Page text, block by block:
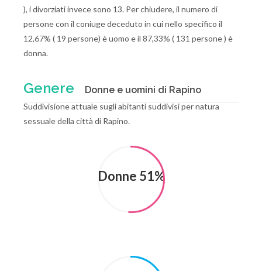
), i divorziati invece sono 13. Per chiudere, il numero di
persone con il coniuge deceduto in cui nello specifico il
12,67% ( 19 persone) è uomo e il 87,33% ( 131 persone ) è
donna.
Genere Donne e uomini di Rapino
Suddivisione attuale sugli abitanti suddivisi per natura
sessuale della città di Rapino.
Donne 51%